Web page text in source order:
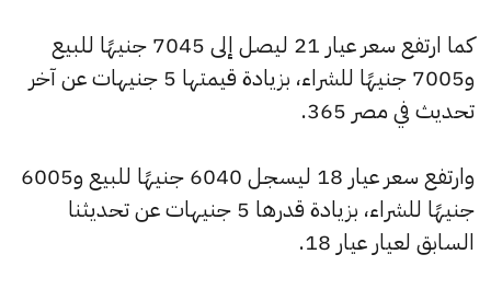
كما ارتفع سعر عيار 21 ليصل إلى 7045 جنيهًا للبيع
و7005 جنيهًا للشراء، بزيادة قيمتها 5 جنيهات عن آخر
تحديث في مصر 365.
وارتفع سعر عيار 18 ليسجل 6040 جنيهًا للبيع و6005
جنيهًا للشراء، بزيادة قدرها 5 جنيهات عن تحديثنا
السابق لعيار عيار 18.